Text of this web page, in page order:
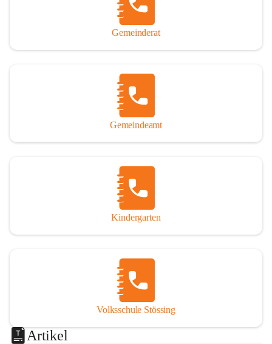
Gemeinderat
Gemeindeamt
Kindergarten
Volksschule Stössing
Artikel